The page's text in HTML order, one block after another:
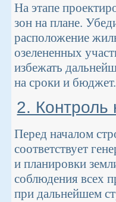
На этапе
зон на плане.
расположение
озелененных
избежать
на сроки и бюджет.
2. Контроль
Перед началом
соответствует
и планировки
соблюдения всех
при дальнейшем